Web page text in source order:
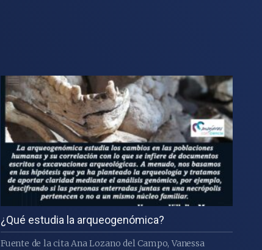
¿Qué estudia la arqueogenómica?
Fuente de la cita Ana Lozano del Campo, Vanessa